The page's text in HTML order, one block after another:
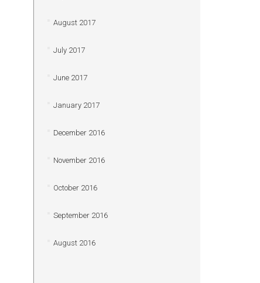
August 2017
July 2017
June 2017
January 2017
December 2016
November 2016
October 2016
September 2016
August 2016